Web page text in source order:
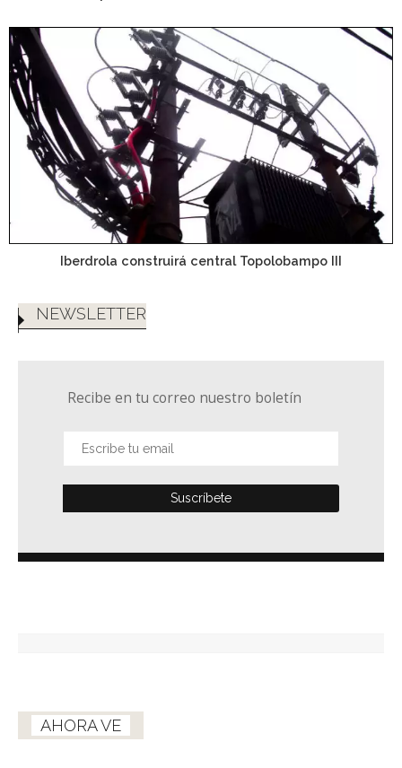
Iberdrola construirá central Topolobampo III
NEWSLETTER
Recibe en tu correo nuestro boletín
AHORA VE